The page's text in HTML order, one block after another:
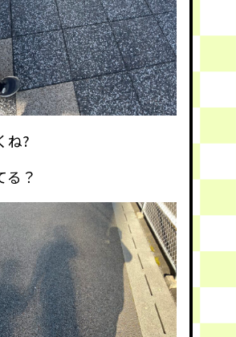
ね?
る？